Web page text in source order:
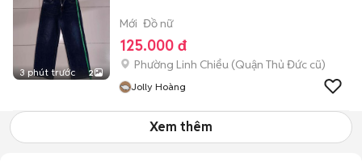
3 phút trước 2
Mới Đồ nữ
125.000 đ
Phường Linh Chiểu (Quận Thủ Đức cũ)
Jolly Hoàng
Xem thêm